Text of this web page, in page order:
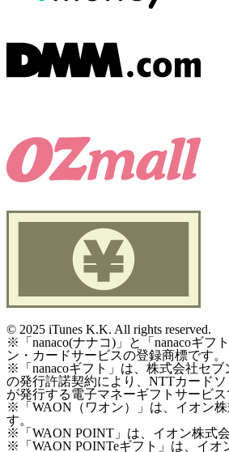
© 2025 iTunes K.K. All rights reserved.
※「nanaco(ナナコ)」と「nanacoギフ
ン・カードサービスの登録商標です。
※「nanacoギフト」は、株式会社セブ
の発行許諾契約により、NTTカード
が発行する電子マネーギフトサービス
※「WAON（ワオン）」は、イオン
す。
※「WAON POINT」は、イオン株式
※「WAON POINTeギフト」は、イオ